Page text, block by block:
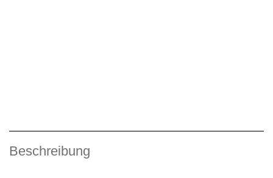
Beschreibung